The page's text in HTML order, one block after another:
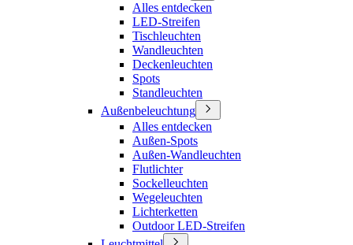
Alles entdecken
LED-Streifen
Tischleuchten
Wandleuchten
Deckenleuchten
Spots
Standleuchten
Außenbeleuchtung
Alles entdecken
Außen-Spots
Außen-Wandleuchten
Flutlichter
Sockelleuchten
Wegeleuchten
Lichterketten
Outdoor LED-Streifen